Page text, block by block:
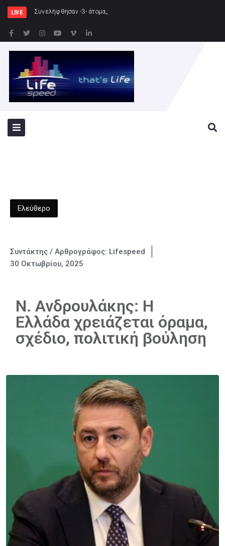
LIVE Συνελήφθησαν -3- άτομα για καλλιέργεια δενδρυλλί
Ελεύθερο
Συντάκτης / Αρθρογράφος: Lifespeed
30 Οκτωβρίου, 2025
Ν. Ανδρουλάκης: Η
Ελλάδα χρειάζεται όραμα,
σχέδιο, πολιτική βούληση